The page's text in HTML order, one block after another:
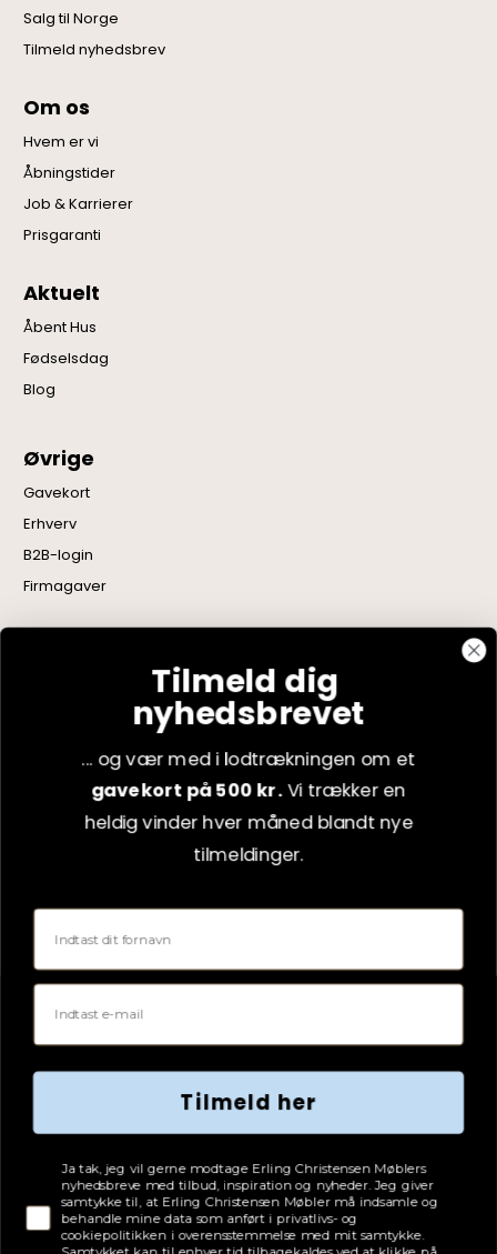
Salg til Norge
Tilmeld nyhedsbrev
Om os
Hvem er vi
Åbningstider
Job & Karrierer
Prisgaranti
Aktuelt
Åbent Hus
Fødselsdag
Blog
Øvrige
Gavekort
Erhverv
B2B-login
Firmagaver
LinkedIn
Tilmeld dig
nyhedsbrevet
... og vær med i lodtrækningen om et
gavekort på 500 kr.Vi trækker en
heldig vinder hver måned blandt nye
tilmeldinger.
Fornavn
Email
Tilmeld her
Tjekboks samtykke
Ja tak, jeg vil gerne modtage Erling Christensen Møblers
nyhedsbreve med tilbud, inspiration og nyheder. Jeg giver
samtykke til, at Erling Christensen Møbler må indsamle og
behandle mine data som anført i privatlivs- og
cookiepolitikken i overensstemmelse med mit samtykke.